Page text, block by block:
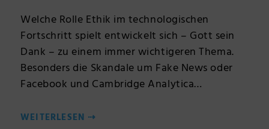
Welche Rolle Ethik im technologischen
Fortschritt spielt entwickelt sich – Gott sein
Dank – zu einem immer wichtigeren Thema.
Besonders die Skandale um Fake News oder
Facebook und Cambridge Analytica…
WEITERLESEN ⇢